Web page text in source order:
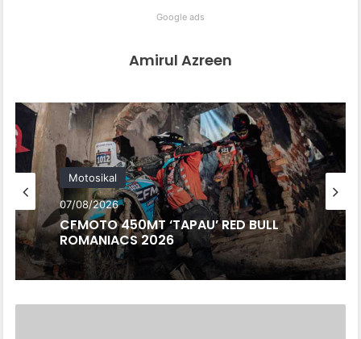
Google ads
Amirul Azreen
Motosikal
07/08/2026
CFMOTO 450MT ‘TAPAU’ RED BULL
ROMANIACS 2026